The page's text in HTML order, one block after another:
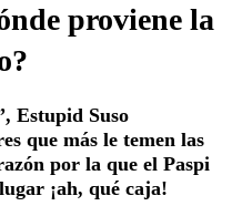
proviene la
Estupid Suso
que más le temen las
por la que el Paspi
¡ah, qué caja!